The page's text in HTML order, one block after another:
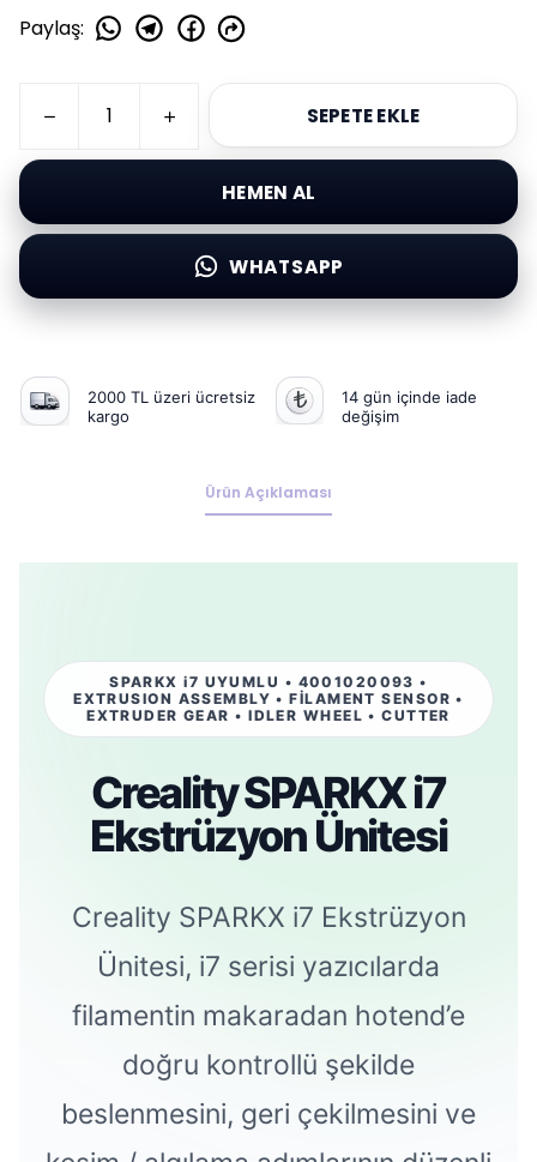
Paylaş:
SEPETE EKLE
HEMEN AL
WHATSAPP
2000 TL üzeri ücretsiz
kargo
14 gün içinde iade
değişim
Ürün Açıklaması
SPARKX i7 UYUMLU • 4001020093 •
EXTRUSION ASSEMBLY • FİLAMENT SENSOR •
EXTRUDER GEAR • IDLER WHEEL • CUTTER
Creality SPARKX i7
Ekstrüzyon Ünitesi
Creality SPARKX i7 Ekstrüzyon
Ünitesi, i7 serisi yazıcılarda
filamentin makaradan hotend’e
doğru kontrollü şekilde
beslenmesini, geri çekilmesini ve